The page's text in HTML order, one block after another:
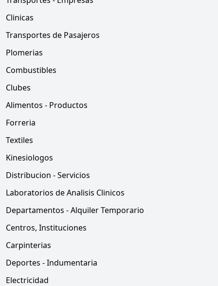
Clinicas
Transportes de Pasajeros
Plomerias
Combustibles
Clubes
Alimentos - Productos
Forreria
Textiles
Kinesiologos
Distribucion - Servicios
Laboratorios de Analisis Clinicos
Departamentos - Alquiler Temporario
Centros, Instituciones
Carpinterias
Deportes - Indumentaria
Electricidad